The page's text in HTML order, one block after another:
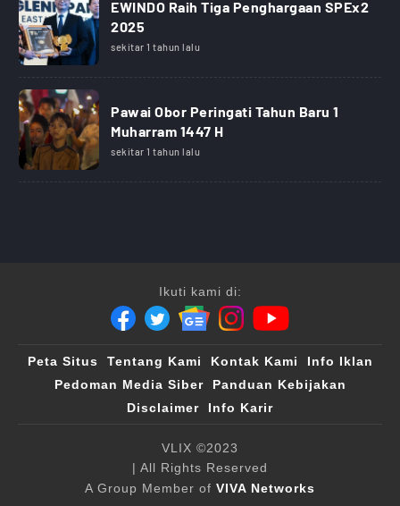
EWINDO Raih Tiga Penghargaan SPEx2
2025
sekitar 1 tahun lalu
Pawai Obor Peringati Tahun Baru 1
Muharram 1447 H
sekitar 1 tahun lalu
Ikuti kami di:
Peta Situs Tentang Kami Kontak Kami
Info Iklan
Pedoman Media Siber
Panduan Kebijakan
Disclaimer
Info Karir
VLIX ©2023
| All Rights Reserved
A Group Member of VIVA Networks